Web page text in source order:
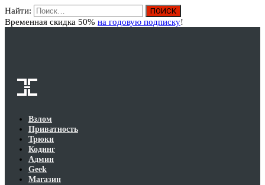
Найти:
Временная скидка 50% на годовую подписку!
Взлом
Приватность
Трюки
Кодинг
Админ
Geek
Магазин